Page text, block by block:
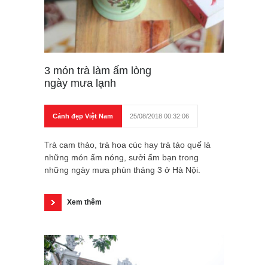
3 món trà làm ấm lòng
ngày mưa lạnh
Cảnh đẹp Việt Nam 25/08/2018 00:32:06
Trà cam thảo, trà hoa cúc hay trà táo quế là
những món ấm nóng, sưởi ấm bạn trong
những ngày mưa phùn tháng 3 ở Hà Nội.
Xem thêm